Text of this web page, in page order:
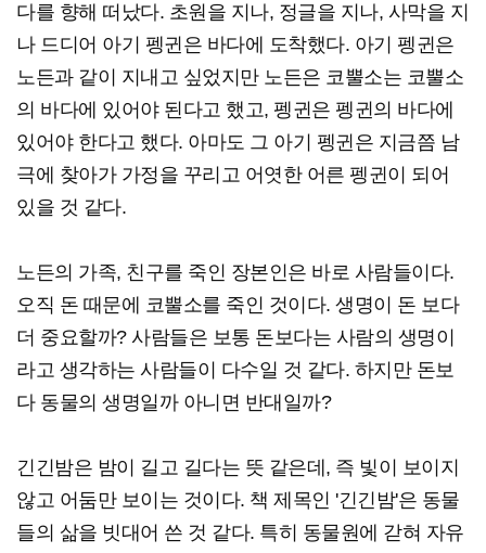
다를 향해 떠났다. 초원을 지나, 정글을 지나, 사막을 지
나 드디어 아기 펭귄은 바다에 도착했다. 아기 펭귄은
노든과 같이 지내고 싶었지만 노든은 코뿔소는 코뿔소
의 바다에 있어야 된다고 했고, 펭귄은 펭귄의 바다에
있어야 한다고 했다. 아마도 그 아기 펭귄은 지금쯤 남
극에 찾아가 가정을 꾸리고 어엿한 어른 펭귄이 되어
있을 것 같다.
노든의 가족, 친구를 죽인 장본인은 바로 사람들이다.
오직 돈 때문에 코뿔소를 죽인 것이다. 생명이 돈 보다
더 중요할까? 사람들은 보통 돈보다는 사람의 생명이
라고 생각하는 사람들이 다수일 것 같다. 하지만 돈보
다 동물의 생명일까 아니면 반대일까?
긴긴밤은 밤이 길고 길다는 뜻 같은데, 즉 빛이 보이지
않고 어둠만 보이는 것이다. 책 제목인 '긴긴밤'은 동물
들의 삶을 빗대어 쓴 것 같다. 특히 동물원에 갇혀 자유